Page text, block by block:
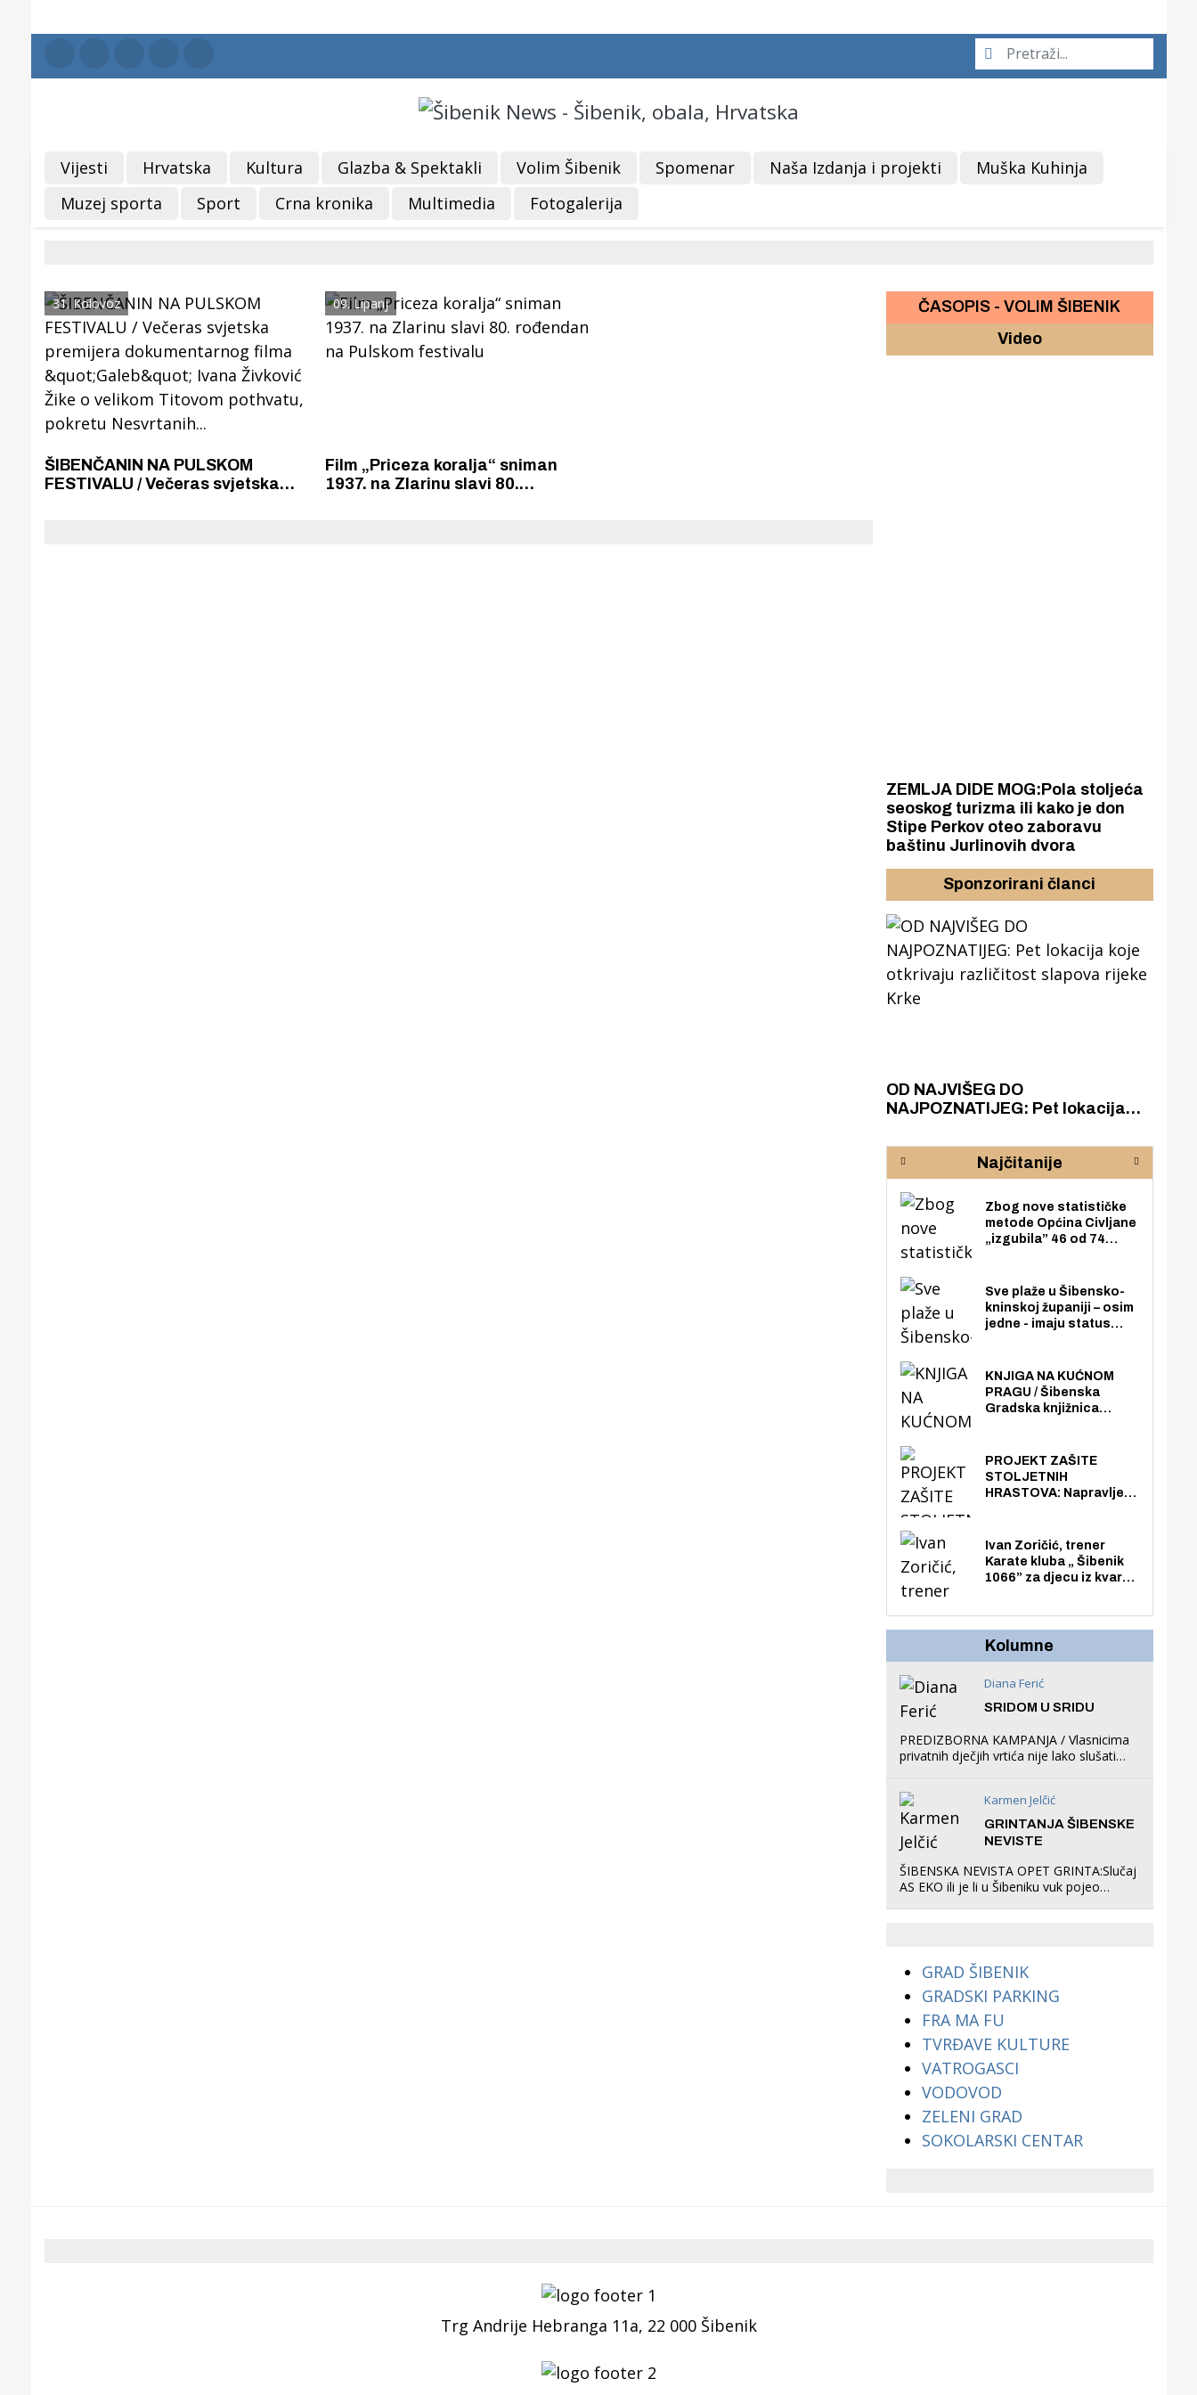
Vijesti Hrvatska Kultura Glazba & Spektakli Volim Šibenik Spomenar Naša Izdanja i projekti
Muška Kuhinja
Muzej sporta
Sport Crna kronika Multimedia Fotogalerija
31. Kolovoz
ŠIBENČANIN NA PULSKOM
FESTIVALU / Večeras svjetska
09. Lipanj
Film „Priceza koralja“ sniman
1937. na Zlarinu slavi 80.
ČASOPIS - VOLIM ŠIBENIK
Video
ZEMLJA DIDE MOG:Pola stoljeća
seoskog turizma ili kako je don
Stipe Perkov oteo zaboravu
baštinu Jurlinovih dvora
Sponzorirani članci
OD NAJVIŠEG DO
NAJPOZNATIJEG: Pet lokacija
rijeke Krke
Najčitanije
Zbog nove statističke
metode Općina Civljane
„izgubila” 46 od 74
nego radno sposobnih
osoba među svojih 170
stanovnika.
Sve plaže u Šibensko-
kninskoj županiji – osim
jedne - imaju status
općoj upotrebi. Pristup
je slobodan i besplatan
za sve građane i
KNJIGA NA KUĆNOM
PRAGU / Šibenska
Gradska knjižnica
knjiga na kućnu adresu
električnim biciklom.
PROJEKT ZAŠITE
STOLJETNIH
HRASTOVA: Napravljen
Zmajevac
Ivan Zoričić, trener
Karate kluba „ Šibenik
1066” za djecu iz kvarta
organizirao dječje
Kolumne
Diana Ferić
SRIDOM U SRIDU
PREDIZBORNA KAMPANJA / Vlasnicima
privatnih dječjih vrtića nije lako slušati
što oni rade u Šibeniku ne postoji
Karmen Jelčić
GRINTANJA ŠIBENSKE
NEVISTE
ŠIBENSKA NEVISTA OPET GRINTA:Slučaj
AS EKO ili je li u Šibeniku vuk pojeo
GRAD ŠIBENIK
GRADSKI PARKING
FRA MA FU
TVRĐAVE KULTURE
VATROGASCI
VODOVOD
ZELENI GRAD
SOKOLARSKI CENTAR
Trg Andrije Hebranga 11a, 22 000 Šibenik